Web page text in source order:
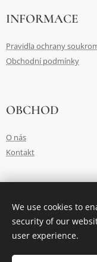
INFORMACE
Pravidla ochrany
Obchodní podmínky
OBCHOD
O nás
Kontakt
We use cookies to
security of our
user experience.